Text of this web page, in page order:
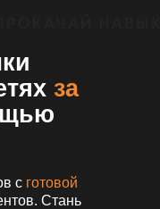
с готовой
Стань
за